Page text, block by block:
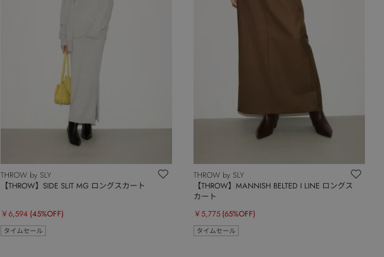
THROW by SLY
【THROW】SIDE SLIT MG ロングスカート
￥6,594 (45%OFF)
タイムセール
THROW by SLY
【THROW】MANNISH BELTED I LINE ロングス
カート
￥5,775 (65%OFF)
タイムセール